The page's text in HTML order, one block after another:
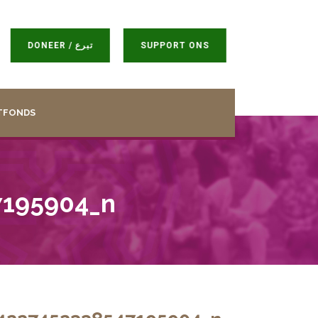
DONEER / تبرع SUPPORT ONS